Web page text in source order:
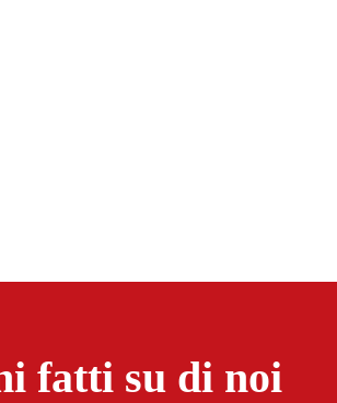
fatti su di noi